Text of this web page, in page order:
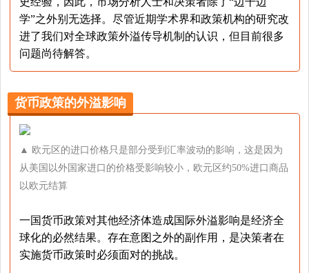
学”之外别无选择。尽管近期学术界和政策机构的研究改
进了我们对全球政策外溢传导机制的认识，但目前很多
问题尚待解答。
货币政策的外溢影响
▲ 欧元区的进口价格只是部分受到汇率波动的影响，这是因为
从美国以外国家进口的价格受影响较小，欧元区约50%进口商品
以欧元结算
一国货币政策对其他经济体造成国际外溢影响是经济全
球化的必然结果。存在意图之外的副作用，是决策者在
实施货币政策时必须面对的挑战。